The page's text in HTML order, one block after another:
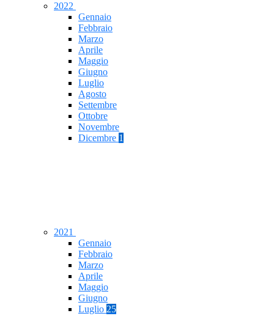
2022
Gennaio
Febbraio
Marzo
Aprile
Maggio
Giugno
Luglio
Agosto
Settembre
Ottobre
Novembre
Dicembre 1
2021
Gennaio
Febbraio
Marzo
Aprile
Maggio
Giugno
Luglio 25